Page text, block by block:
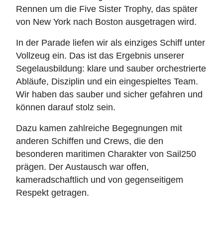
Rennen um die Five Sister Trophy, das später
von New York nach Boston ausgetragen wird.
In der Parade liefen wir als einziges Schiff unter
Vollzeug ein. Das ist das Ergebnis unserer
Segelausbildung: klare und sauber orchestrierte
Abläufe, Disziplin und ein eingespieltes Team.
Wir haben das sauber und sicher gefahren und
können darauf stolz sein.
Dazu kamen zahlreiche Begegnungen mit
anderen Schiffen und Crews, die den
besonderen maritimen Charakter von Sail250
prägen. Der Austausch war offen,
kameradschaftlich und von gegenseitigem
Respekt getragen.